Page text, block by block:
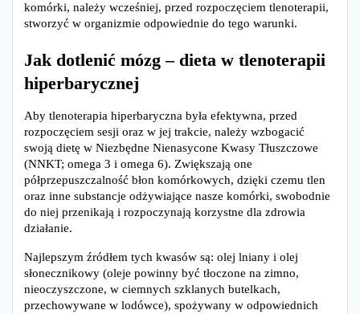
komórki, należy wcześniej, przed rozpoczęciem tlenoterapii,
stworzyć w organizmie odpowiednie do tego warunki.
Jak dotlenić mózg – dieta w tlenoterapii
hiperbarycznej
Aby tlenoterapia hiperbaryczna była efektywna, przed
rozpoczęciem sesji oraz w jej trakcie, należy wzbogacić
swoją dietę w Niezbędne Nienasycone Kwasy Tłuszczowe
(NNKT; omega 3 i omega 6). Zwiększają one
półprzepuszczalność błon komórkowych, dzięki czemu tlen
oraz inne substancje odżywiające nasze komórki, swobodnie
do niej przenikają i rozpoczynają korzystne dla zdrowia
działanie.
Najlepszym źródłem tych kwasów są: olej lniany i olej
słonecznikowy (oleje powinny być tłoczone na zimno,
nieoczyszczone, w ciemnych szklanych butelkach,
przechowywane w lodówce), spożywany w odpowiednich